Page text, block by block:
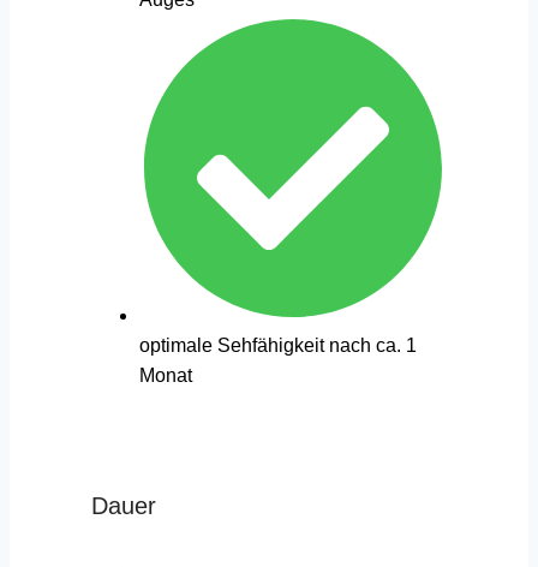
optimale Sehfähigkeit nach ca. 1
Monat
Dauer